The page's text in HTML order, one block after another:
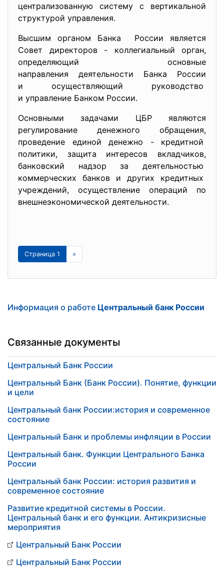
централизованную систему с вертикальной
структурой управления.
Высшим органом Банка России является
Совет директоров - коллегиальный орган,
определяющий основные
направления деятельности Банка России
и осуществляющий руководство
и управление Банком России.
Основными задачами ЦБР являются
регулирование денежного обращения,
проведение единой денежно - кредитной
политики, защита интересов вкладчиков,
банковский надзор за деятельностью
коммерческих банков и других кредитных
учреждений, осуществление операций по
внешнеэкономической деятельности.
Страница 1 »
Информация о работе Центральный банк России
Связанные документы
Центральный Банк России
Центральный Банк (Банк России). Понятие, функции
и цели
Центральный банк России:история и современное
состояние
Центральный Банк и проблемы инфляции в России
Центральный банк. Функции Центрального Банка
России
Центральный банк России: история развития и
современное состояние
Развитие кредитной системы в России.
Центральный банк и его функции. Антикризисные
мероприятия
Центральный Банк России
Центральный Банк России